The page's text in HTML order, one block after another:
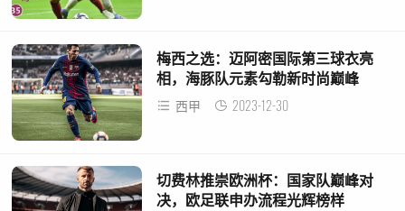
梅西之选：迈阿密国际第三球衣亮
相，海豚队元素勾勒新时尚巅峰
西甲 2023-12-30
切费林推崇欧洲杯：国家队巅峰对
决，欧足联申办流程光辉榜样